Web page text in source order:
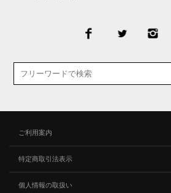
ご利用案内
特定商取引法表示
個人情報の取扱い